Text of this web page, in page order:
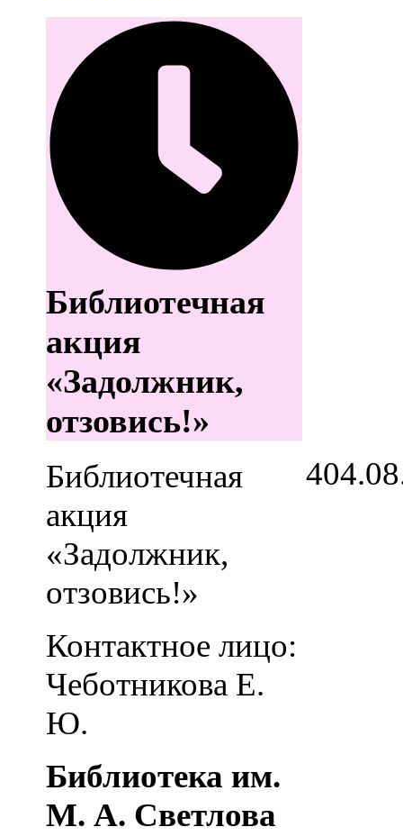
Библиотечная
акция
«Задолжник,
отзовись!»
Библиотечная
акция
«Задолжник,
отзовись!»
Контактное лицо:
Чеботникова Е.
Ю.
Библиотека им.
М. А. Светлова
4